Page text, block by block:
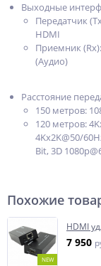
Выходные
Передатчик
HDMI
Приемник
(Аудио)
Расстояние
150 метров:
120 метров:
4Kx2K@50/
Bit, 3D
Похожие
NEW
HDMI
7 950